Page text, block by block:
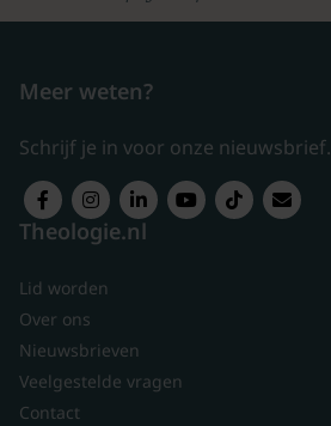
Meer weten?
Schrijf je in voor onze nieuwsbrief.
Theologie.nl
Lid worden
Over ons
Nieuwsbrieven
Veelgestelde vragen
Contact